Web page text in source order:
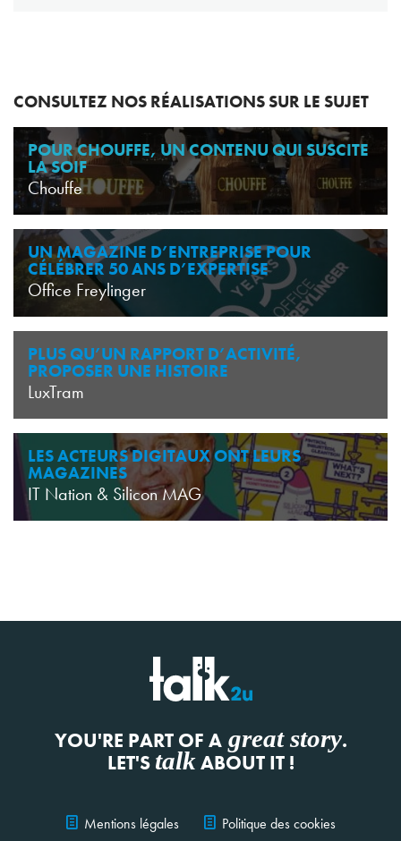
CONSULTEZ NOS RÉALISATIONS SUR LE SUJET
POUR CHOUFFE, UN CONTENU QUI SUSCITE
LA SOIF
Chouffe
UN MAGAZINE D’ENTREPRISE POUR
CÉLÉBRER 50 ANS D’EXPERTISE
Office Freylinger
PLUS QU’UN RAPPORT D’ACTIVITÉ,
PROPOSER UNE HISTOIRE
LuxTram
LES ACTEURS DIGITAUX ONT LEURS
MAGAZINES
IT Nation & Silicon MAG
YOU'RE PART OF Agreat story.
LET'S talkABOUT IT !
Mentions légales Politique des cookies